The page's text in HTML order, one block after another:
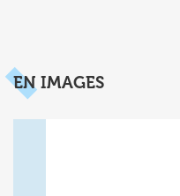
EN IMAGES